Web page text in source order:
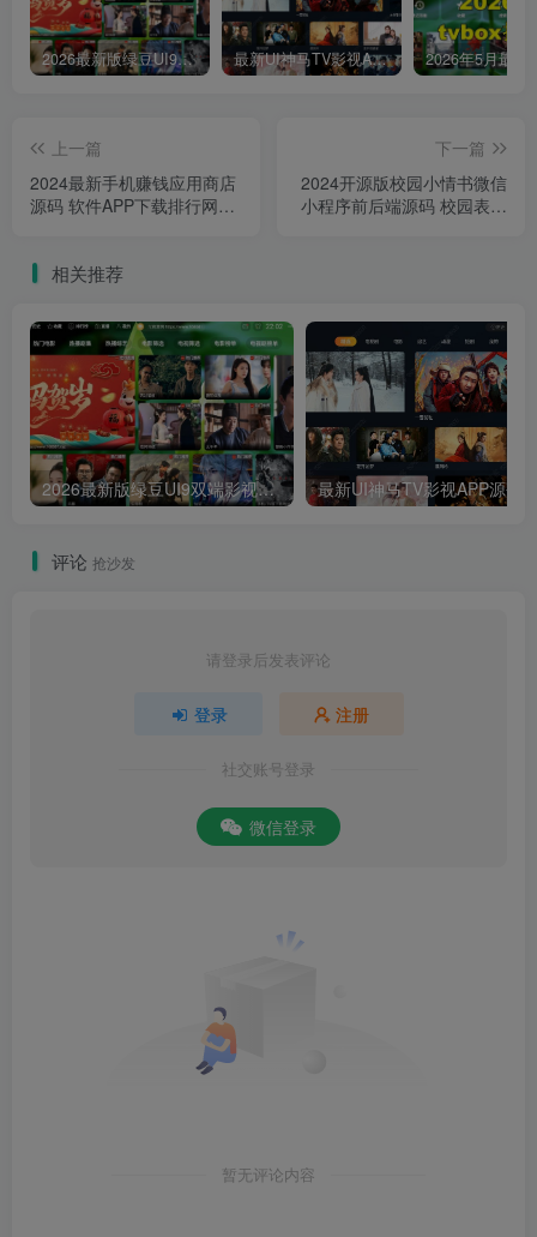
2026最新版绿豆UI9双端影视APP源码 最新UI神马TV影视APP源码 乐檬影视苹果CMS后台 包含前后端源码
上一篇
2024最新手机赚钱应用商店
源码 软件APP下载排行网站
下一篇
2024开源版校园小情书微信
小程序前后端源码 校园表白
相关推荐
2026最新版绿豆UI9双端影视APP源码
评论 抢沙发
请登录后发表评论
登录 注册
社交账号登录
微信登录
暂无评论内容